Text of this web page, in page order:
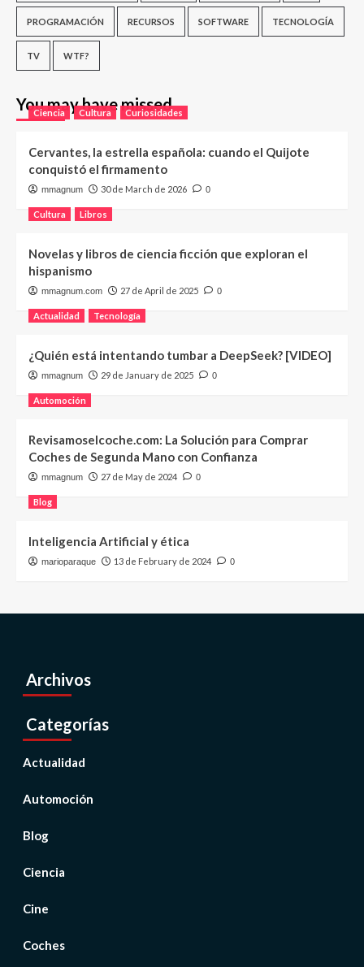
PROGRAMACIÓN RECURSOS SOFTWARE TECNOLOGÍA
TV WTF?
You may have missed
Ciencia Cultura Curiosidades
Cervantes, la estrella española: cuando el Quijote
conquistó el firmamento
mmagnum 30 de March de 2026 0
Cultura Libros
Novelas y libros de ciencia ficción que exploran el
hispanismo
mmagnum.com 27 de April de 2025 0
Actualidad Tecnología
¿Quién está intentando tumbar a DeepSeek? [VIDEO]
mmagnum 29 de January de 2025 0
Automoción
Revisamoselcoche.com: La Solución para Comprar
Coches de Segunda Mano con Confianza
mmagnum 27 de May de 2024 0
Blog
Inteligencia Artificial y ética
marioparaque 13 de February de 2024 0
Archivos
Categorías
Actualidad
Automoción
Blog
Ciencia
Cine
Coches